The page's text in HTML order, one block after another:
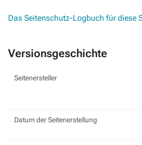
Das Seitenschutz-Logbuch für diese
Versionsgeschichte
Seitenersteller
Datum der Seitenerstellung